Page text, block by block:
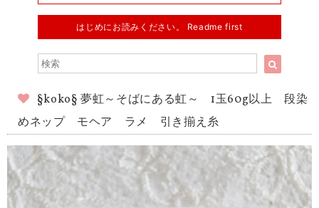
はじめにお読みください。 Readme first
§koko§ 夢虹～そばにある虹～ 1玉60g以上 段染
めネップ モヘア ラメ 引き揃え糸